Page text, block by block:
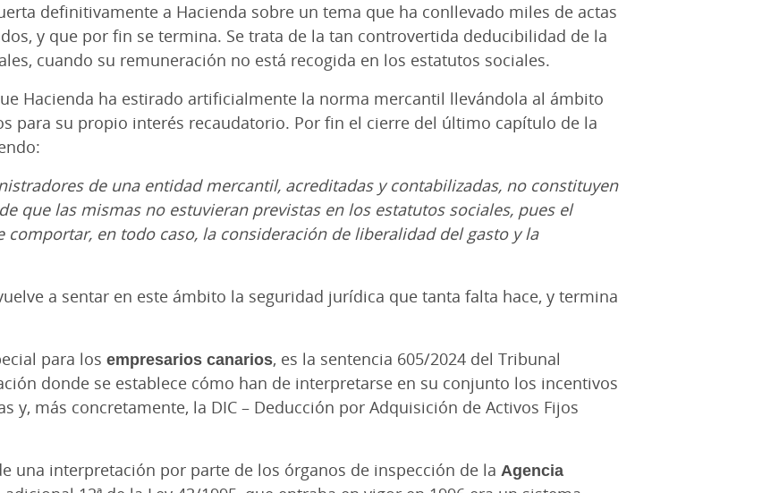
definitivamente a Hacienda sobre un tema que ha conllevado miles de actas
y que por fin se termina. Se trata de la tan controvertida deducibilidad de la
cuando su remuneración no está recogida en los estatutos sociales.
Hacienda ha estirado artificialmente la norma mercantil llevándola al ámbito
para su propio interés recaudatorio. Por fin el cierre del último capítulo de la
de una entidad mercantil, acreditadas y contabilizadas, no constituyen
que las mismas no estuvieran previstas en los estatutos sociales, pues el
en todo caso, la consideración de liberalidad del gasto y la
a sentar en este ámbito la seguridad jurídica que tanta falta hace, y termina
para los empresarios canarios, es la sentencia 605/2024 del Tribunal
donde se establece cómo han de interpretarse en su conjunto los incentivos
y, más concretamente, la DIC – Deducción por Adquisición de Activos Fijos
una interpretación por parte de los órganos de inspección de la Agencia